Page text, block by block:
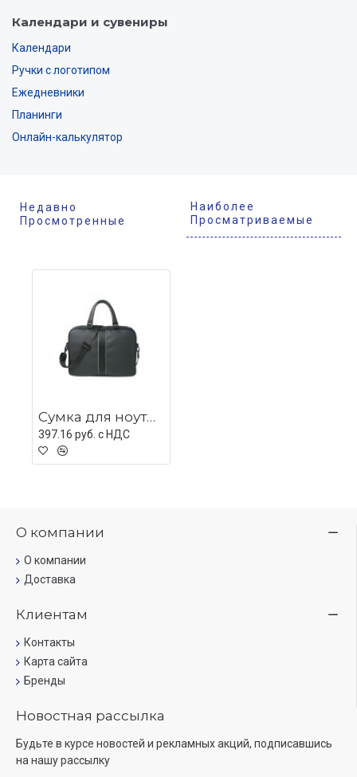
Календари и сувениры
Календари
Ручки с логотипом
Ежедневники
Планинги
Онлайн-калькулятор
Недавно
Просмотренные
Наиболее
Просматриваемые
Сумка для ноутбука Spring Black
397.16 руб. c НДС
О компании
О компании
Доставка
Клиентам
Контакты
Карта сайта
Бренды
Новостная рассылка
Будьте в курсе новостей и рекламных акций, подписавшись
на нашу рассылку